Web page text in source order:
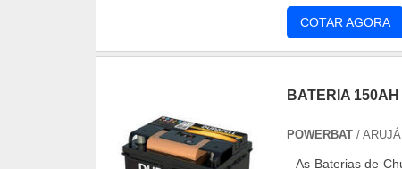
COTAR AGORA
BATERIA 150AH
POWERBAT/
As Baterias de